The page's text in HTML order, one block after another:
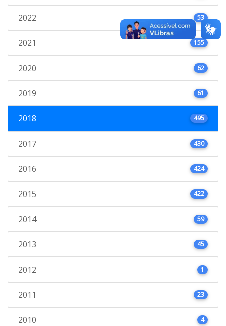
2022 53
2021 155
2020 62
2019 61
2018 495
2017 430
2016 424
2015 422
2014 59
2013 45
2012 1
2011 23
2010 4